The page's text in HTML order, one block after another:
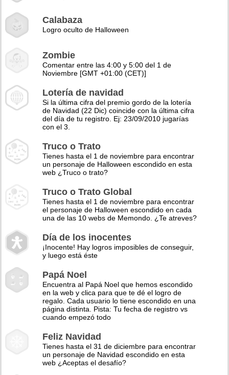
Calabaza
Logro oculto de Halloween
Zombie
Comentar entre las 4:00 y 5:00 del 1 de
Noviembre [GMT +01:00 (CET)]
Lotería de navidad
Si la última cifra del premio gordo de la lotería
de Navidad (22 Dic) coincide con la última cifra
del día de tu registro. Ej: 23/09/2010 jugarías
con el 3.
Truco o Trato
Tienes hasta el 1 de noviembre para encontrar
un personaje de Halloween escondido en esta
web ¿Truco o trato?
Truco o Trato Global
Tienes hasta el 1 de noviembre para encontrar
el personaje de Halloween escondido en cada
una de las 10 webs de Memondo. ¿Te atreves?
Día de los inocentes
¡Inocente! Hay logros imposibles de conseguir,
y luego está éste
Papá Noel
Encuentra al Papá Noel que hemos escondido
en la web y clica para que te dé el logro de
regalo. Cada usuario lo tiene escondido en una
página distinta. Pista: Tu fecha de registro vs
cuando empezó todo
Feliz Navidad
Tienes hasta el 31 de diciembre para encontrar
un personaje de Navidad escondido en esta
web ¿Aceptas el desafío?